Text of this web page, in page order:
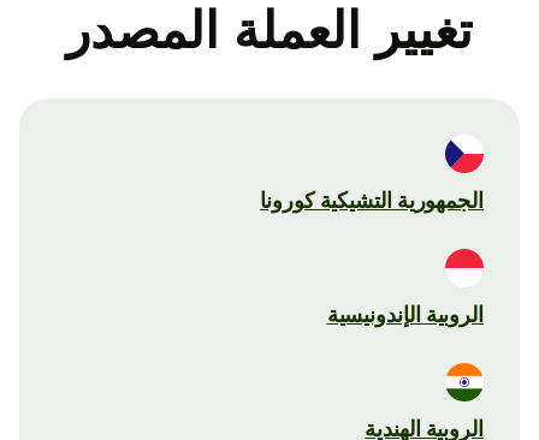
تغيير العملة المصدر
الجمهورية التشيكية كورونا
الروبية الإندونيسية
الروبية الهندية